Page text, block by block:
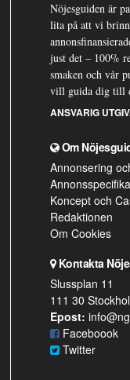
Nöjesguiden är
lita på att vi
just det – 100%
smaken och vår
vill guida dig till
ANSVARIG
Om
Annonsering
Koncept och
Redaktionen
Om Cookies
Kontakta
Slussplan 11
111 30
Epost:
Faceboook
Twitter